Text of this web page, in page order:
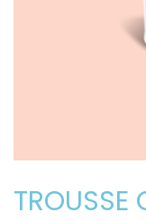
TROUSSE